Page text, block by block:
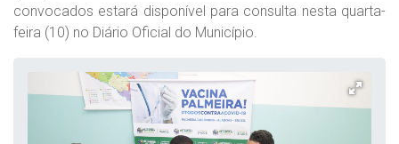
convocados estará disponível para consulta nesta quarta-
feira (10) no Diário Oficial do Município.